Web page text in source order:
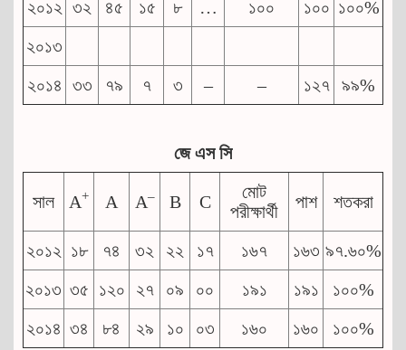
২০১২ ৩২ ৪৫ ১৫ ৮ … ১০০ ১০০ ১০০%
২০১৩
২০১৪ ৩৩ ৭৯ ৭ ৩ – – ১২৭ ৯৯%
জে এস সি
সাল A+ A A– B C
মোট
পরীক্ষার্থী
পাশ শতকরা
২০১২ ১৮ ৭৪ ৩২ ২২ ১৭ ১৬৭ ১৬৩ ৯৭.৬০%
২০১৩ ৩৫ ১২০ ২৭ ০৯ ০০ ১৯১ ১৯১
১০০%
২০১৪ ৩৪ ৮৪ ২৯ ১০ ০৩ ১৬০ ১৬০ ১০০%